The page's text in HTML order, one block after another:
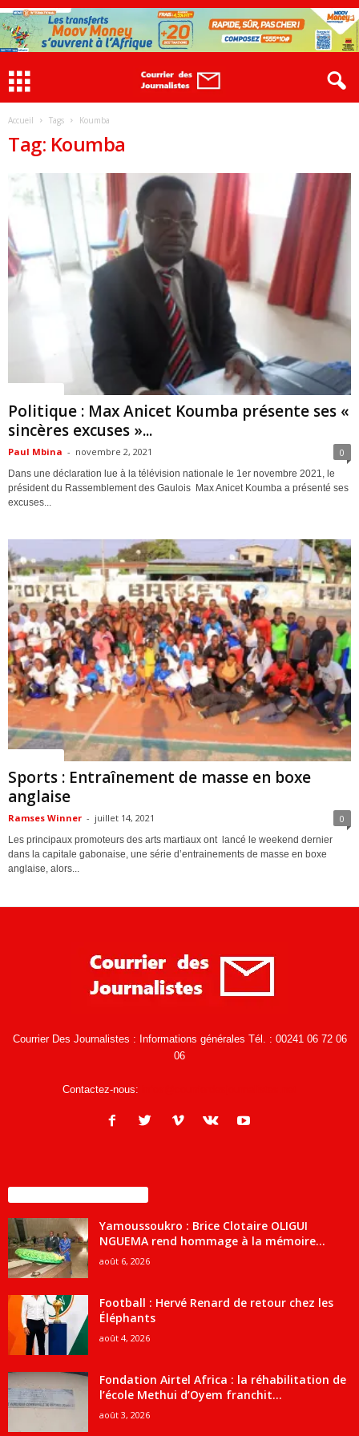
Accueil Tags Koumba
Tag: Koumba
Politique : Max Anicet Koumba présente ses «
sincères excuses »...
Paul Mbina - novembre 2, 2021 0
Dans une déclaration lue à la télévision nationale le 1er novembre 2021, le
président du Rassemblement des Gaulois Max Anicet Koumba a présenté ses
excuses...
Sports : Entraînement de masse en boxe
anglaise
Ramses Winner - juillet 14, 2021 0
Les principaux promoteurs des arts martiaux ont lancé le weekend dernier
dans la capitale gabonaise, une série d’entrainements de masse en boxe
anglaise, alors...
Courrier Des Journalistes : Informations générales Tél. : 00241 06 72 06
06
Contactez-nous:
Yamoussoukro : Brice Clotaire OLIGUI
NGUEMA rend hommage à la mémoire...
août 6, 2026
Football : Hervé Renard de retour chez les
Éléphants
août 4, 2026
Fondation Airtel Africa : la réhabilitation de
l’école Methui d’Oyem franchit...
août 3, 2026